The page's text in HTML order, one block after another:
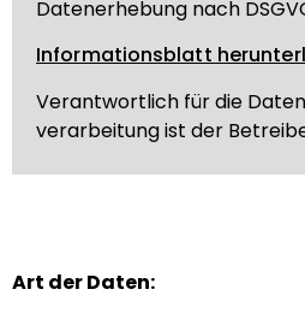
Datenerhebung nach
Informationsblatt
Verantwortlich für die
verarbeitung ist der
Art der Daten: